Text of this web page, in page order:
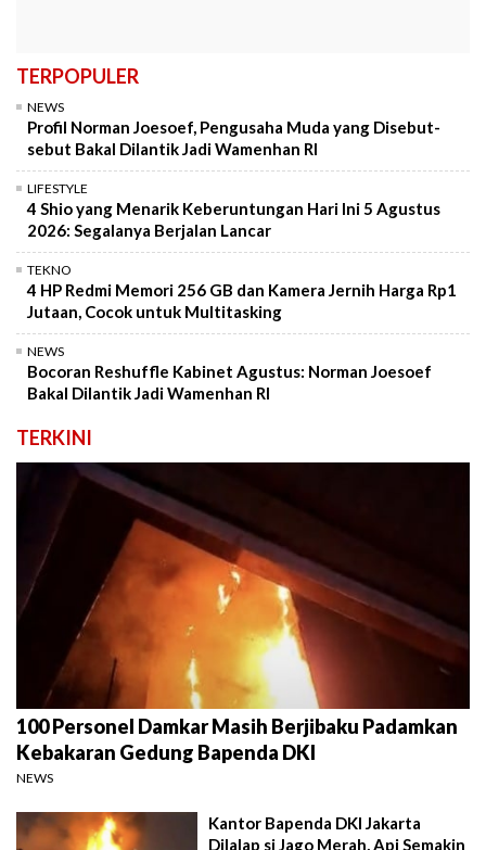
TERPOPULER
NEWS
Profil Norman Joesoef, Pengusaha Muda yang Disebut-
sebut Bakal Dilantik Jadi Wamenhan RI
LIFESTYLE
4 Shio yang Menarik Keberuntungan Hari Ini 5 Agustus
2026: Segalanya Berjalan Lancar
TEKNO
4 HP Redmi Memori 256 GB dan Kamera Jernih Harga Rp1
Jutaan, Cocok untuk Multitasking
NEWS
Bocoran Reshuffle Kabinet Agustus: Norman Joesoef
Bakal Dilantik Jadi Wamenhan RI
TERKINI
100 Personel Damkar Masih Berjibaku Padamkan
Kebakaran Gedung Bapenda DKI
NEWS
Kantor Bapenda DKI Jakarta
Dilalap si Jago Merah, Api Semakin